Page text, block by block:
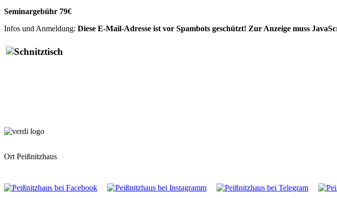
Seminargebühr 79€
Infos und Anmeldung: Diese E-Mail-Adresse ist vor Spambots geschützt! Zur Anzeige muss
Ort Peißnitzhaus